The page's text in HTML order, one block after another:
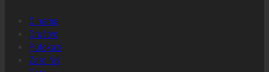
O nama
Društvo
Putokazi
Zato Niš